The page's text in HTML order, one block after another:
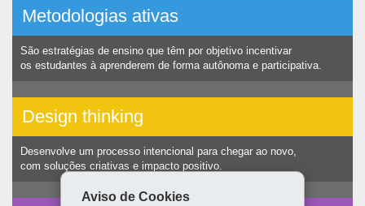
Metodologias ativas
São estratégias de ensino que têm por objetivo incentivar
os estudantes à aprenderem de forma autônoma e participativa.
Design thinking
Desenvolve um processo intencional para chegar ao novo,
com soluções criativas e impacto positivo.
Aviso de Cookies